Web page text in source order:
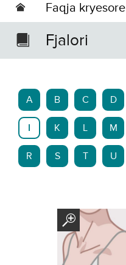
Faqja kryesore
Fjalori
A B C D
K L M
R S T U